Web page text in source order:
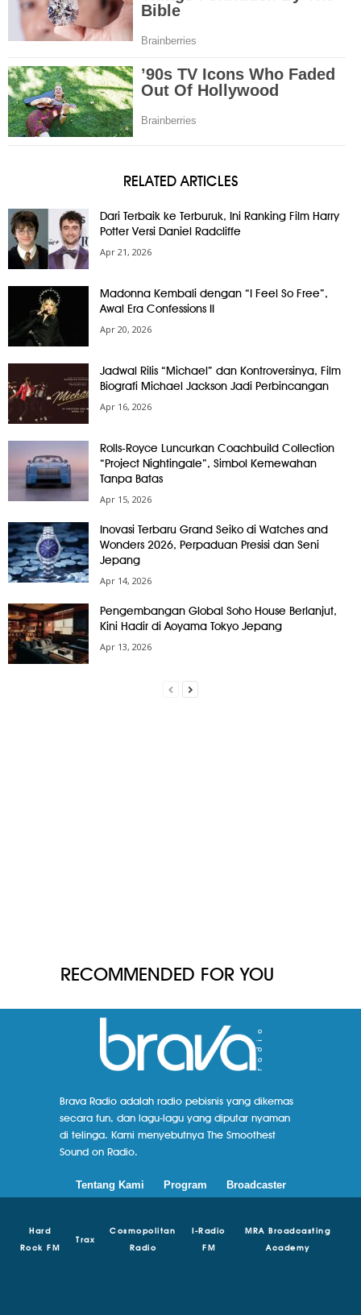
RELATED ARTICLES
Dari Terbaik ke Terburuk, Ini Ranking Film Harry
Potter Versi Daniel Radcliffe
Apr 21, 2026
Madonna Kembali dengan “I Feel So Free”,
Awal Era Confessions II
Apr 20, 2026
Jadwal Rilis “Michael” dan Kontroversinya, Film
Biografi Michael Jackson Jadi Perbincangan
Apr 16, 2026
Rolls-Royce Luncurkan Coachbuild Collection
“Project Nightingale”, Simbol Kemewahan
Tanpa Batas
Apr 15, 2026
Inovasi Terbaru Grand Seiko di Watches and
Wonders 2026, Perpaduan Presisi dan Seni
Jepang
Apr 14, 2026
Pengembangan Global Soho House Berlanjut,
Kini Hadir di Aoyama Tokyo Jepang
Apr 13, 2026
RECOMMENDED FOR YOU
Brava Radio adalah radio pebisnis yang dikemas
secara fun, dan lagu-lagu yang diputar nyaman
di telinga. Kami menyebutnya The Smoothest
Sound on Radio.
Tentang Kami Program Broadcaster
Hard
Rock FM
Trax
Cosmopolitan
Radio
I-Radio
FM
MRA Broadcasting
Academy